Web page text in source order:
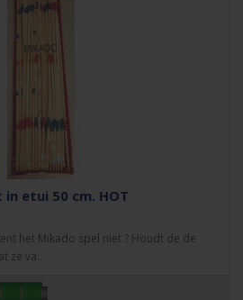
etui 50 cm. HOT
het Mikado spel niet ? Houdt de de
ze va..